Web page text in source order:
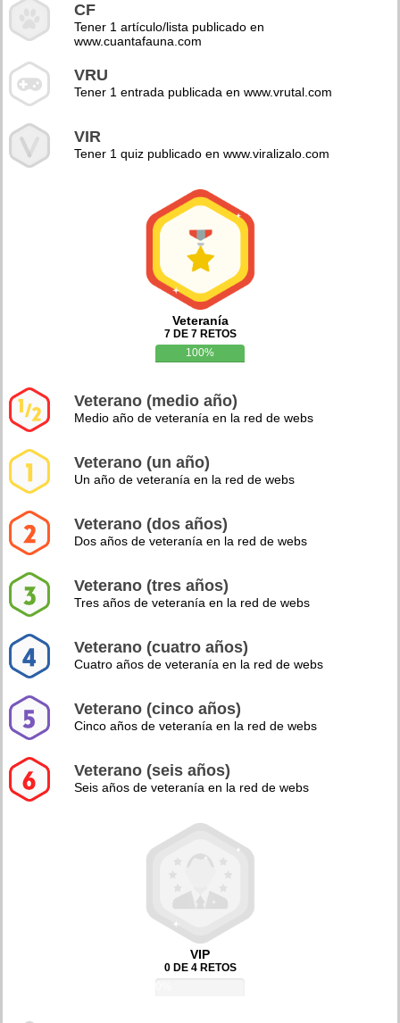
CF
Tener 1 artículo/lista publicado en
www.cuantafauna.com
VRU
Tener 1 entrada publicada en www.vrutal.com
VIR
Tener 1 quiz publicado en www.viralizalo.com
Veteranía
7 DE 7 RETOS
100%
Veterano (medio año)
Medio año de veteranía en la red de webs
Veterano (un año)
Un año de veteranía en la red de webs
Veterano (dos años)
Dos años de veteranía en la red de webs
Veterano (tres años)
Tres años de veteranía en la red de webs
Veterano (cuatro años)
Cuatro años de veteranía en la red de webs
Veterano (cinco años)
Cinco años de veteranía en la red de webs
Veterano (seis años)
Seis años de veteranía en la red de webs
VIP
0 DE 4 RETOS